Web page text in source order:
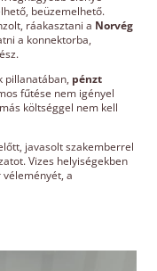
beüzemelhető.
ráakasztani a Norvég
a konnektorba,
pillanatában, pénzt
fűtése nem igényel
költséggel nem kell
javasolt szakemberrel
Vizes helyiségekben
a